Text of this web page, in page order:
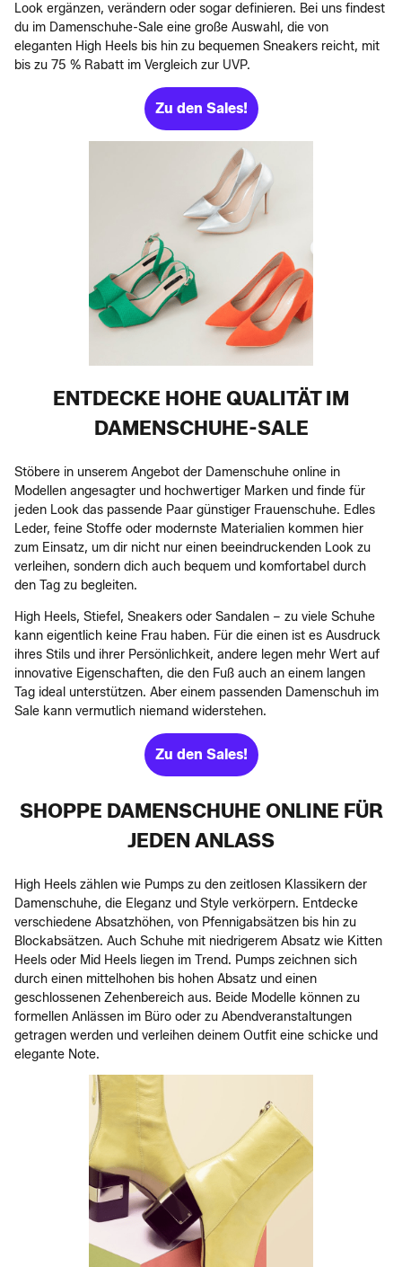
Look ergänzen, verändern oder sogar definieren. Bei uns findest
du im Damenschuhe-Sale eine große Auswahl, die von
eleganten High Heels bis hin zu bequemen Sneakers reicht, mit
bis zu 75 % Rabatt im Vergleich zur UVP.
Zu den Sales!
ENTDECKE HOHE QUALITÄT IM
DAMENSCHUHE-SALE
Stöbere in unserem Angebot der Damenschuhe online in
Modellen angesagter und hochwertiger Marken und finde für
jeden Look das passende Paar günstiger Frauenschuhe. Edles
Leder, feine Stoffe oder modernste Materialien kommen hier
zum Einsatz, um dir nicht nur einen beeindruckenden Look zu
verleihen, sondern dich auch bequem und komfortabel durch
den Tag zu begleiten.
High Heels, Stiefel, Sneakers oder Sandalen – zu viele Schuhe
kann eigentlich keine Frau haben. Für die einen ist es Ausdruck
ihres Stils und ihrer Persönlichkeit, andere legen mehr Wert auf
innovative Eigenschaften, die den Fuß auch an einem langen
Tag ideal unterstützen. Aber einem passenden Damenschuh im
Sale kann vermutlich niemand widerstehen.
Zu den Sales!
SHOPPE DAMENSCHUHE ONLINE FÜR
JEDEN ANLASS
High Heels zählen wie Pumps zu den zeitlosen Klassikern der
Damenschuhe, die Eleganz und Style verkörpern. Entdecke
verschiedene Absatzhöhen, von Pfennigabsätzen bis hin zu
Blockabsätzen. Auch Schuhe mit niedrigerem Absatz wie Kitten
Heels oder Mid Heels liegen im Trend. Pumps zeichnen sich
durch einen mittelhohen bis hohen Absatz und einen
geschlossenen Zehenbereich aus. Beide Modelle können zu
formellen Anlässen im Büro oder zu Abendveranstaltungen
getragen werden und verleihen deinem Outfit eine schicke und
elegante Note.